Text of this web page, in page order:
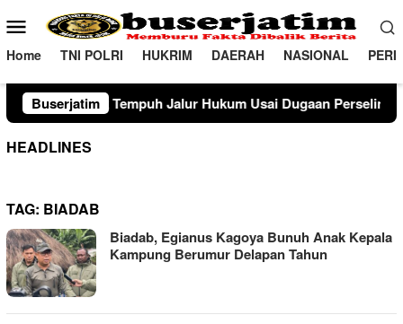
ke
konten
Menu
Mobile
Home TNI POLRI HUKRIM DAERAH NASIONAL
Buserjatim
Tempuh Jalur Hukum Usai Dugaan Perselingkuhan Suami di
HEADLINES
TAG: BIADAB
Biadab, Egianus Kagoya Bunuh Anak Kepala
Kampung Berumur Delapan Tahun